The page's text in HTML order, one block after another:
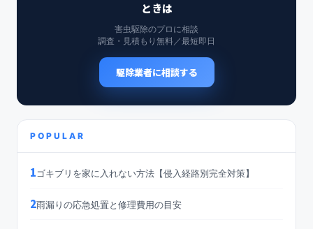
ときは
害虫駆除のプロに相談
調査・見積もり無料／最短即日
駆除業者に相談する
POPULAR
1ゴキブリを家に入れない方法【侵入経路別完全対策】
2雨漏りの応急処置と修理費用の目安